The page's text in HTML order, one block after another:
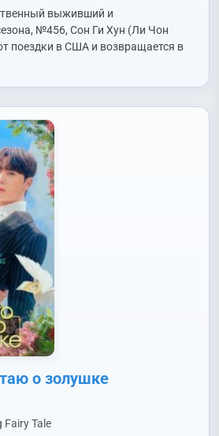
Seo Hwan)
Но Джэвон (Noh Jae
Young) ,Пак Сонхун (Park Sung
Ji Woo) Чо Юри (Jo Yu Ri)
Сынхён/Т.О.П. (Choi Seung
выживший и
№456, Сон Ги Хун (Ли Чон
поездки в США и возвращается в
о золушке
Fairy Tale